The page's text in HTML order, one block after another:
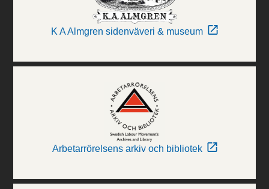
K A Almgren sidenväveri & museum
Arbetarrörelsens arkiv och bibliotek